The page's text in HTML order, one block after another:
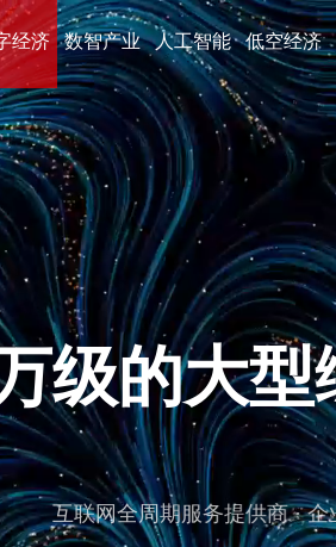
经济 数智产业 人工智能 低空经济
级的大
全周期服务提供商 · 企业品牌数